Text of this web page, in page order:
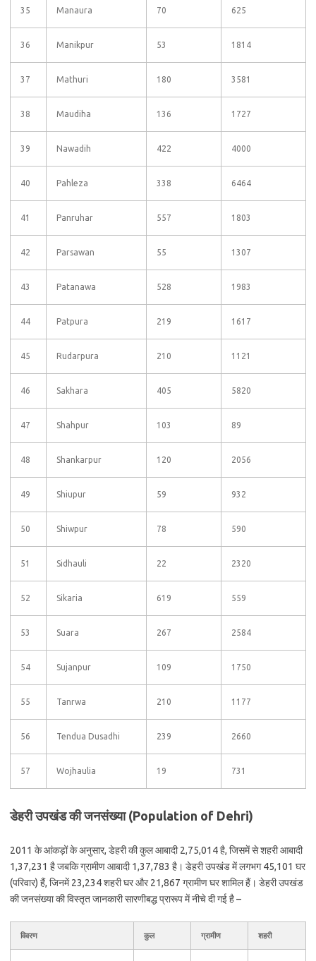
35 Manaura 70 625
36 Manikpur 53 1814
37 Mathuri 180 3581
38 Maudiha 136 1727
39 Nawadih 422 4000
40 Pahleza 338 6464
41 Panruhar 557 1803
42 Parsawan 55 1307
43 Patanawa 528 1983
44 Patpura 219 1617
45 Rudarpura 210 1121
46 Sakhara 405 5820
47 Shahpur 103 89
48 Shankarpur 120 2056
49 Shiupur 59 932
50 Shiwpur 78 590
51 Sidhauli 22 2320
52 Sikaria 619 559
53 Suara 267 2584
54 Sujanpur 109 1750
55 Tanrwa 210 1177
56 Tendua Dusadhi 239 2660
57 Wojhaulia 19 731
डेहरी उपखंड की जनसंख्या (Population of Dehri)
2011 के आंकड़ों के अनुसार, डेहरी की कुल आबादी 2,75,014 है, जिसमें से शहरी आबादी
1,37,231 है जबकि ग्रामीण आबादी 1,37,783 है। डेहरी उपखंड में लगभग 45,101 घर
(परिवार) हैं, जिनमें 23,234 शहरी घर और 21,867 ग्रामीण घर शामिल हैं। डेहरी उपखंड
की जनसंख्या की विस्तृत जानकारी सारणीबद्ध प्रारूप में नीचे दी गई है –
विवरण कुल ग्रामीण शहरी